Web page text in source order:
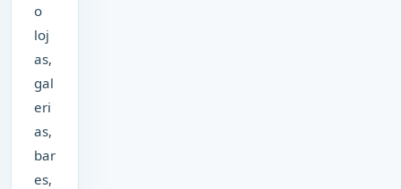
o
loj
as,
gal
eri
as,
bar
es,